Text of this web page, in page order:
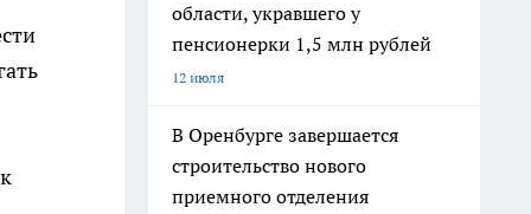
области, укравшего у
пенсионерки 1,5 млн рублей
12 июля
В Оренбурге завершается
строительство нового
приемного отделения